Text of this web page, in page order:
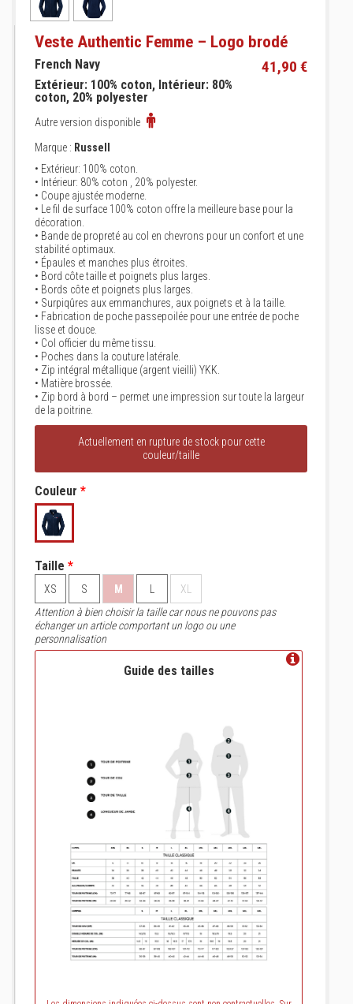
Veste Authentic Femme – Logo brodé
41,90 €
French Navy
Extérieur: 100% coton, Intérieur: 80%
coton, 20% polyester
Autre version disponible
Marque : Russell
• Extérieur: 100% coton.
• Intérieur: 80% coton , 20% polyester.
• Coupe ajustée moderne.
• Le fil de surface 100% coton offre la meilleure base pour la
décoration.
• Bande de propreté au col en chevrons pour un confort et une
stabilité optimaux.
• Épaules et manches plus étroites.
• Bord côte taille et poignets plus larges.
• Bords côte et poignets plus larges.
• Surpiqûres aux emmanchures, aux poignets et à la taille.
• Fabrication de poche passepoilée pour une entrée de poche
lisse et douce.
• Col officier du même tissu.
• Poches dans la couture latérale.
• Zip intégral métallique (argent vieilli) YKK.
• Matière brossée.
• Zip bord à bord – permet une impression sur toute la largeur
de la poitrine.
Actuellement en rupture de stock pour cette
couleur/taille
Couleur *
Taille *
XS S M
XL
Attention à bien choisir la taille car nous ne pouvons pas
échanger un article comportant un logo ou une
personnalisation
Guide des tailles